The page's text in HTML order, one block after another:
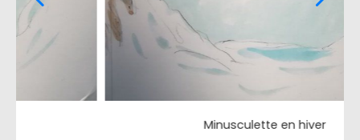
Minusculette en hiver